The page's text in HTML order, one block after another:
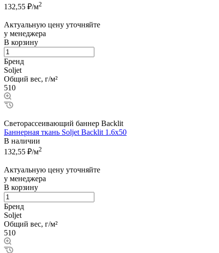
132,55 ₽/м2
Актуальную цену уточняйте
у менеджера
В корзину
Бренд
Soljet
Общий вес, г/м²
510
Светорассеивающий баннер Backlit
Баннерная ткань Soljet Backlit 1.6x50
В наличии
132,55 ₽/м2
Актуальную цену уточняйте
у менеджера
В корзину
Бренд
Soljet
Общий вес, г/м²
510